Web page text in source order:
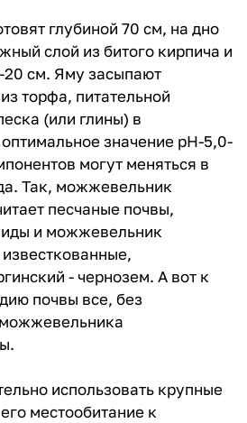
глубиной 70 см, на дно
слой из битого кирпича и
20 см. Яму засыпают
торфа, питательной
(или глины) в
значение рН-5,0-
могут меняться в
Так, можжевельник
песчаные почвы,
и можжевельник
- чернозем. А вот к
почвы все, без
использовать крупные
местообитание к